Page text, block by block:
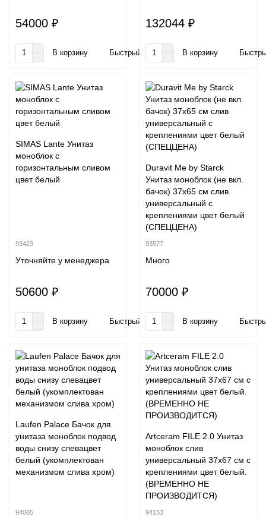
54000 ₽
В корзину Быстрый заказ
132044 ₽
В корзину
SIMAS Lante Унитаз
моноблок с
горизонтальным сливом
цвет белый
93423
Уточняйте у менеджера
50600 ₽
В корзину Быстрый заказ
Duravit Me by Starck
Унитаз моноблок (не вкл.
бачок) 37х65 см слив
универсальный с
креплениями цвет белый
(СПЕЦЦЕНА)
93577
Много
70000 ₽
В корзину
Laufen Palace Бачок для
унитаза моноблок подвод
воды снизу слевацвет
белый (укомплектован
механизмом слива хром)
94065
Artceram FILE 2.0 Унитаз
моноблок слив
универсальный 37х67 см с
креплениями цвет белый.
(ВРЕМЕННО НЕ
ПРОИЗВОДИТСЯ)
94153